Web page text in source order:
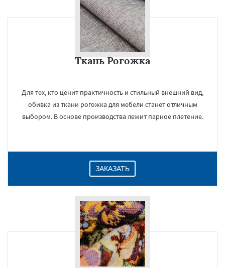
Ткань Рогожка
Для тех, кто ценит практичность и стильный внешний вид,
обивка из ткани рогожка для мебели станет отличным
выбором. В основе производства лежит парное плетение.
ЗАКАЗАТЬ